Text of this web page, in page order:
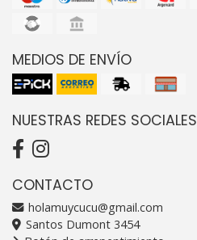
MEDIOS DE ENVÍO
NUESTRAS REDES SOCIALES
CONTACTO
holamuycucu@gmail.com
Santos Dumont 3454